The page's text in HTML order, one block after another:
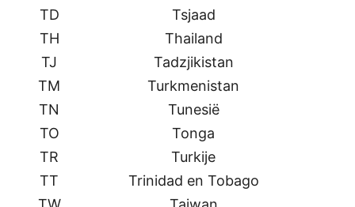
TD
Tsjaad
TH
Thailand
TJ
Tadzjikistan
TM
Turkmenistan
TN
Tunesië
TO
Tonga
TR
Turkije
TT
Trinidad en Tobago